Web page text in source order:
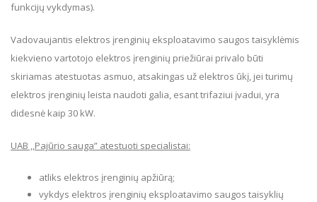
funkcijų vykdymas).
Vadovaujantis elektros įrenginių eksploatavimo saugos taisyklėmis
kiekvieno vartotojo elektros įrenginių priežiūrai privalo būti
skiriamas atestuotas asmuo, atsakingas už elektros ūkį, jei turimų
elektros įrenginių leista naudoti galia, esant trifaziui įvadui, yra
didesnė kaip 30 kW.
UAB ,,Pajūrio sauga” atestuoti specialistai:
atliks elektros įrenginių apžiūrą;
vykdys elektros įrenginių eksploatavimo saugos taisyklių